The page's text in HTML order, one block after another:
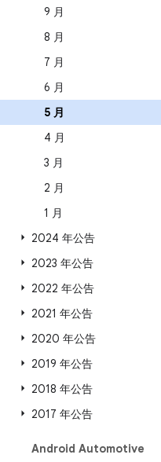
9 月
8 月
7 月
6 月
5 月
4 月
3 月
2 月
1 月
2024 年公告
2023 年公告
2022 年公告
2021 年公告
2020 年公告
2019 年公告
2018 年公告
2017 年公告
Android Automotive